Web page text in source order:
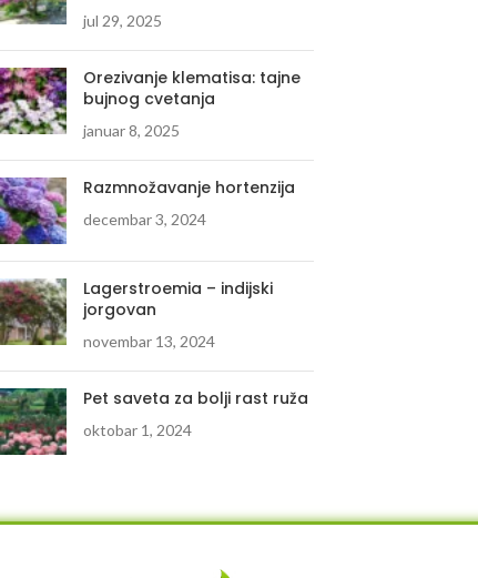
jul 29, 2025
Orezivanje klematisa: tajne
bujnog cvetanja
januar 8, 2025
Razmnožavanje hortenzija
decembar 3, 2024
Lagerstroemia – indijski
jorgovan
novembar 13, 2024
Pet saveta za bolji rast ruža
oktobar 1, 2024